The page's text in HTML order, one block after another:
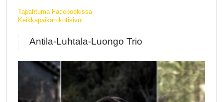
Tapahtuma Facebookissa
Keikkapaikan kotisivut
Antila-Luhtala-Luongo Trio